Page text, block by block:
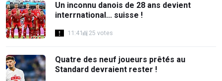
Un inconnu danois de 28 ans devient
interrnational... suisse !
11:41 25 votes
Quatre des neuf joueurs prêtés au
Standard devraient rester !